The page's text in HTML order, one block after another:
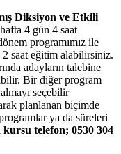
Diksiyon ve Etkili
4 gün 4 saat
programımız ile
saat eğitim alabilirsiniz.
adayların talebine
Bir diğer program
almayı seçebilir
planlanan biçimde
ya da süreleri
kursu telefon; 0530 304